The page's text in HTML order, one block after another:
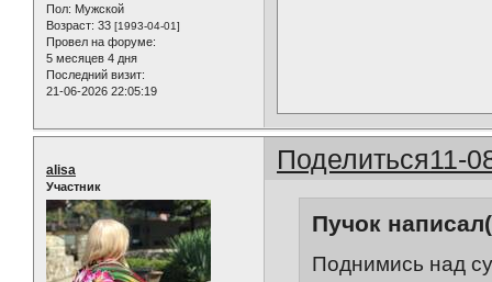
Пол: Мужской
Возраст: 33 [1993-04-01]
Провел на форуме:
5 месяцев 4 дня
Последний визит:
21-06-2026 22:05:19
Поделиться11-
alisa
Участник
Пучок
Поднимись над